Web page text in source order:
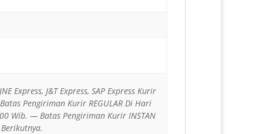
Express, J&T Express, SAP Express Kurir
Pengiriman Kurir REGULAR Di Hari
Wib. — Batas Pengiriman Kurir INSTAN